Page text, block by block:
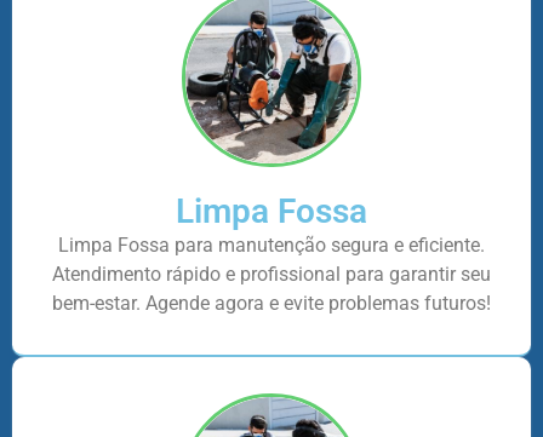
Limpa Fossa
Limpa Fossa para manutenção segura e eficiente.
Atendimento rápido e profissional para garantir seu
bem-estar. Agende agora e evite problemas futuros!